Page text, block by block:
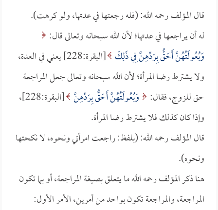
قال المؤلف رحمه الله: (فله رجعتها في عدتها، ولو كرهت).
له أن يراجعها في عدتها؛ لأن الله سبحانه وتعالى قال:
وَبُعُولَتُهُنَّ أَحَقُّ بِرَدِّهِنَّ فِي ذَلِكَ
[البقرة:228] يعني في العدة،
ولا يشترط رضا المرأة؛ لأن الله سبحانه وتعالى جعل المراجعة
حق للزوج، فقال:
وَبُعُولَتُهُنَّ أَحَقُّ بِرَدِّهِنَّ
[البقرة:228]،
وإذا كان كذلك فلا يشترط رضا المرأة.
قال المؤلف رحمه الله: (بلفظ: راجعت امرأتي ونحوه، لا نكحتها
ونحوه).
هنا ذكر المؤلف رحمه الله ما يتعلق بصيغة المراجعة، أو بما تكون
المراجعة، والمراجعة تكون بواحد من أمرين، الأمر الأول: